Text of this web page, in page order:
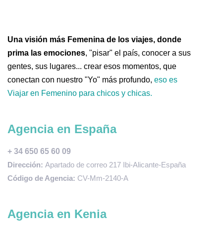
Una visión más Femenina de los viajes, donde
prima las emociones, "pisar" el país, conocer a sus
gentes, sus lugares... crear esos momentos, que
conectan con nuestro "Yo" más profundo, eso es
Viajar en Femenino para chicos y chicas.
Agencia en España
+ 34 650 65 60 09
Dirección: Apartado de correo 217 Ibi-Alicante-España
Código de Agencia: CV-Mm-2140-A
Agencia en Kenia